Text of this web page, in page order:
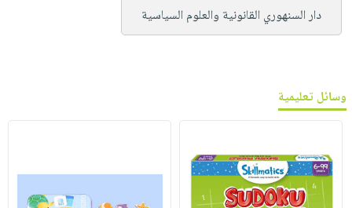
دار السنهوري القانونية والعلوم السياسية
وسائل تعليمية